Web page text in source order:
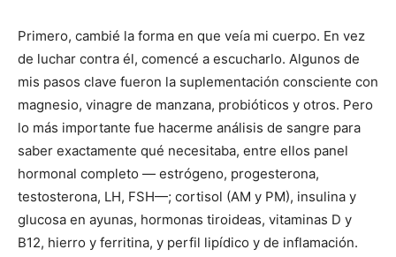
Primero, cambié la forma en que veía mi cuerpo. En vez
de luchar contra él, comencé a escucharlo. Algunos de
mis pasos clave fueron la suplementación consciente con
magnesio, vinagre de manzana, probióticos y otros. Pero
lo más importante fue hacerme análisis de sangre para
saber exactamente qué necesitaba, entre ellos panel
hormonal completo — estrógeno, progesterona,
testosterona, LH, FSH—; cortisol (AM y PM), insulina y
glucosa en ayunas, hormonas tiroideas, vitaminas D y
B12, hierro y ferritina, y perfil lipídico y de inflamación.